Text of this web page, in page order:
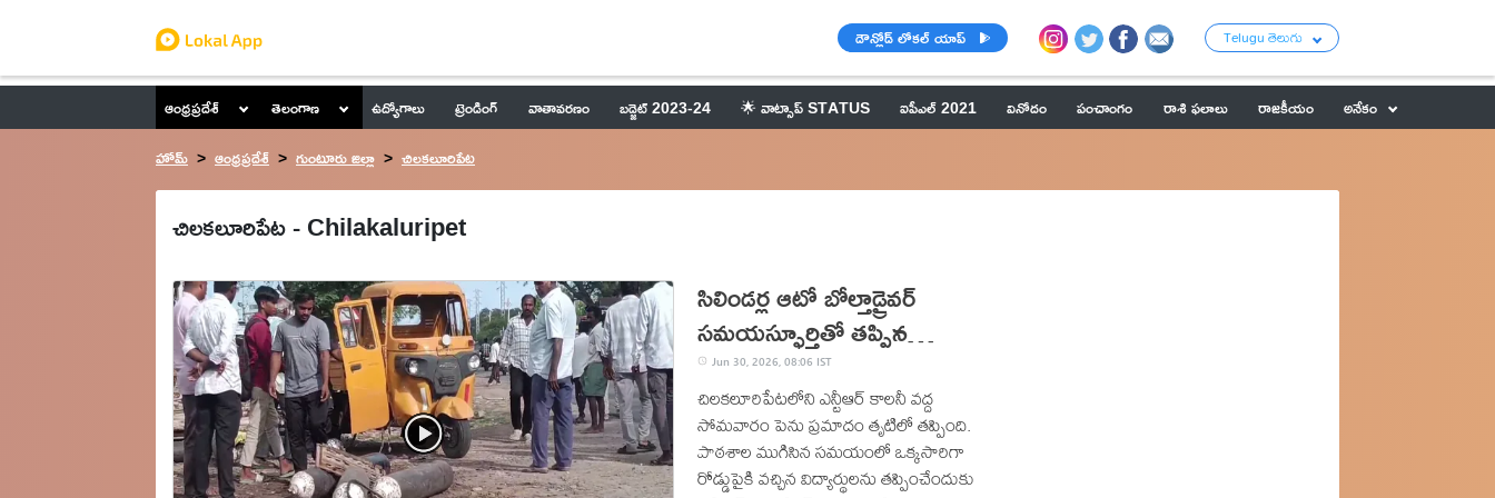
డౌన్లోడ్ లోకల్ యాప్ Telugu తెలుగు
ఆంధ్రప్రదేశ్ తెలంగాణ ఉద్యోగాలు ట్రెండింగ్ వాతావరణం బడ్జెట్ 2023-24 🌟 వాట్సాప్ STATUS ఐపీఎల్ 2021 వినోదం పంచాంగం రాశి ఫలాలు రాజకీయం
అనేకం
హోమ్
ఆంధ్రప్రదేశ్ గుంటూరు జిల్లా చిలకలూరిపేట
చిలకలూరిపేట - Chilakaluripet
సిలిండర్ల ఆటో బోల్తాడ్రైవర్
సమయస్ఫూర్తితో తప్పిన
పెనుప్రమాదం
Jun 30, 2026, 08:06 IST
చిలకలూరిపేటలోని ఎన్టీఆర్ కాలనీ వద్ద
సోమవారం పెను ప్రమాదం తృటిలో తప్పింది.
పాఠశాల ముగిసిన సమయంలో ఒక్కసారిగా
రోడ్డుపైకి వచ్చిన విద్యార్థులను తప్పించేందుకు